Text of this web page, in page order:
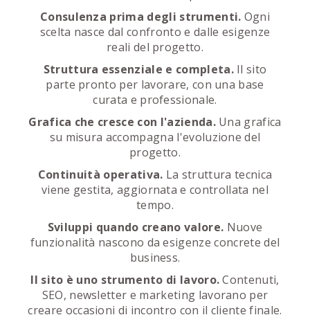
Consulenza prima degli strumenti. Ogni
scelta nasce dal confronto e dalle esigenze
reali del progetto.
Struttura essenziale e completa.Il sito
parte pronto per lavorare, con una base
curata e professionale.
Grafica che cresce con l'azienda.Una grafica
su misura accompagna l'evoluzione del
progetto.
Continuità operativa. La struttura tecnica
viene gestita, aggiornata e controllata nel
tempo.
Sviluppi quando creano valore. Nuove
funzionalità nascono da esigenze concrete del
business.
Il sito è uno strumento di lavoro.Contenuti,
SEO, newsletter e marketing lavorano per
creare occasioni di incontro con il cliente finale.